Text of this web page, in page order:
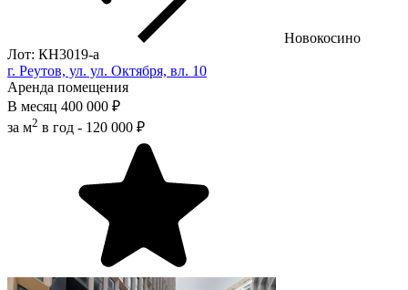
Новокосино
Лот: КН3019-a
г. Реутов, ул. ул. Октября, вл. 10
Аренда помещения
В месяц 400 000 ₽
за м2 в год - 120 000 ₽